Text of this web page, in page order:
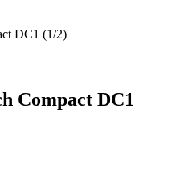
Compact DC1